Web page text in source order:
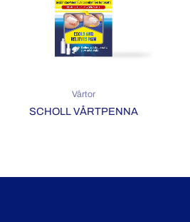
Vårtor
SCHOLL VÅRTPENNA